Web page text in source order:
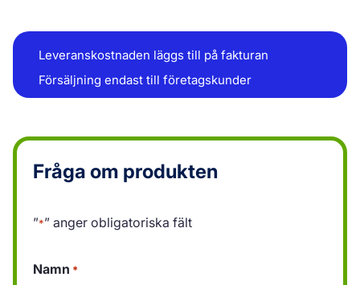
Leveranskostnaden läggs till på fakturan
Försäljning endast till företagskunder
Fråga om produkten
”*” anger obligatoriska fält
Namn *